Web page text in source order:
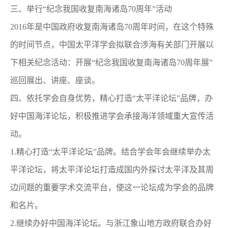
三、举行“纪念我国收复南海诸岛70周年”活动
2016年是中国政府收复南海诸岛70周年时间，在这个特殊
的时间节点，中国太平洋学会拟联合涉海有关部门开展以
下相关纪念活动：开展“纪念我国收复南海诸岛70周年展”
巡回展出、讲座、座谈。
四、依托学会自身优势，精心打造“太平洋论坛”品牌，办
好中国海洋论坛，积极推进学会承接海洋领域重大宣传活
动。
1.精心打造“太平洋论坛”品牌。结合学会年会继续举办太
平洋论坛，将太平洋论坛打造成国内外探讨太平洋及其周
边问题的重要学术交流平台，使这一论坛成为学会的品牌
和名片。
2.继续办好中国海洋论坛。与浙江象山地方政府联合办好